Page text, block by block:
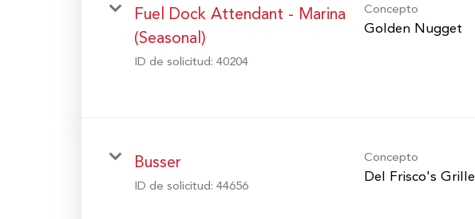
Fuel Dock Attendant - Marina
(Seasonal)
ID de solicitud: 40204
Concepto
Golden Nugget
Busser
ID de solicitud: 44656
Concepto
Del Frisco's Grille